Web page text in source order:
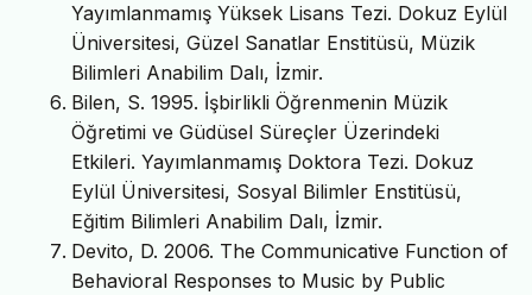
Yayımlanmamış Yüksek Lisans Tezi. Dokuz Eylül
Üniversitesi, Güzel Sanatlar Enstitüsü, Müzik
Bilimleri Anabilim Dalı, İzmir.
Bilen, S. 1995. İşbirlikli Öğrenmenin Müzik
Öğretimi ve Güdüsel Süreçler Üzerindeki
Etkileri. Yayımlanmamış Doktora Tezi. Dokuz
Eylül Üniversitesi, Sosyal Bilimler Enstitüsü,
Eğitim Bilimleri Anabilim Dalı, İzmir.
Devito, D. 2006. The Communicative Function of
Behavioral Responses to Music by Public